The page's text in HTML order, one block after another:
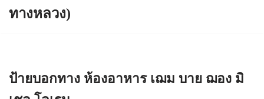
ทางหลวง)
ป้ายบอกทาง ห้องอาหาร เฌม บาย ฌอง มิ